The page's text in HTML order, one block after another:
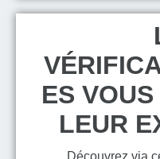
ES
LEUR